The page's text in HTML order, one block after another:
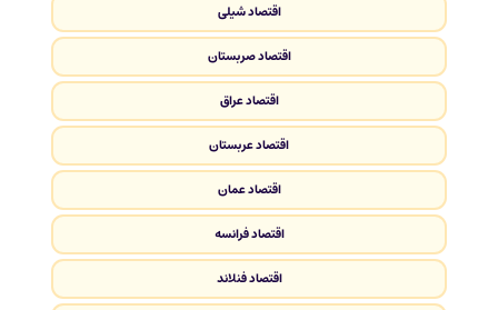
اقتصاد شیلی
اقتصاد صربستان
اقتصاد عراق
اقتصاد عربستان
اقتصاد عمان
اقتصاد فرانسه
اقتصاد فنلاند